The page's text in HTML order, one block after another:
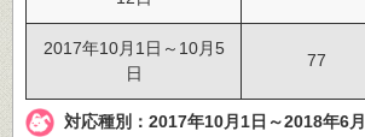
2017年10月1日～10月5
日
77
対応種別：2017年10月1日～2018年6